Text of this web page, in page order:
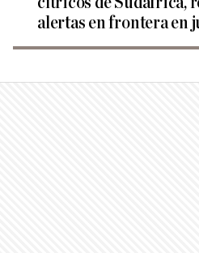
alertas en frontera en